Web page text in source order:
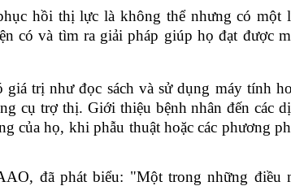
hồi thị lực là không thể nhưngcómột
có và tìm ra giải pháp giúp họ đạt được
trị như đọc sách và sử dụng máy tính
cụ trợ thị. Giới thiệu bệnh nhân đến các
của họ, khi phẫu thuật hoặc các phương
, đã phát biểu: "Một trong những điều